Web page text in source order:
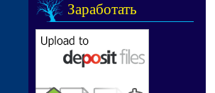
Заработать